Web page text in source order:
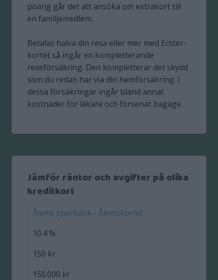
poäng går det att ansöka om extrakort till
en familjemedlem.
Betalas halva din resa eller mer med Ecster-
kortet så ingår en kompletterande
reseförsäkring. Den kompletterar det skydd
som du redan har via din hemförsäkring. I
dessa försäkringar ingår bland annat
kostnader för läkare och försenat bagage.
Jämför räntor och avgifter på olika
kreditkort
Ålems sparbank - Ålemskortet
10.4 %
150 kr
150.000 kr